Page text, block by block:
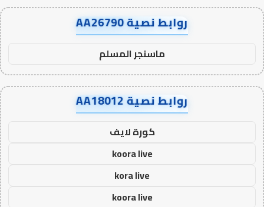
روابط نصية AA26790
ماسنجر المسلم
روابط نصية AA18012
كورة لايف
koora live
kora live
koora live